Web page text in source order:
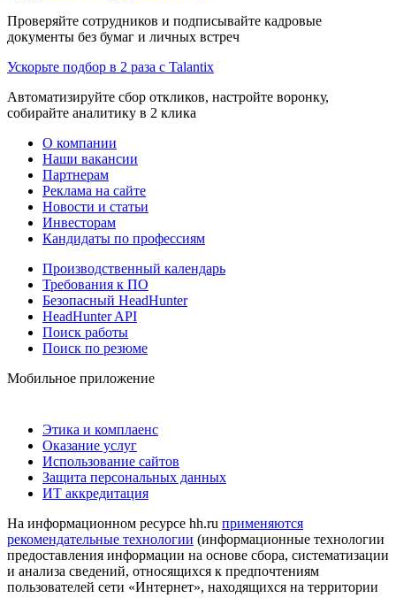
Проверяйте сотрудников и подписывайте кадровые
документы без бумаг и личных встреч
Ускорьте подбор в 2 раза с Talantix
Автоматизируйте сбор откликов, настройте воронку,
собирайте аналитику в 2 клика
О компании
Наши вакансии
Партнерам
Реклама на сайте
Новости и статьи
Инвесторам
Кандидаты по профессиям
Производственный календарь
Требования к ПО
Безопасный HeadHunter
HeadHunter API
Поиск работы
Поиск по резюме
Мобильное приложение
Этика и комплаенс
Оказание услуг
Использование сайтов
Защита персональных данных
ИТ аккредитация
На информационном ресурсе hh.ru применяются
рекомендательные технологии (информационные технологии
предоставления информации на основе сбора, систематизации
и анализа сведений, относящихся к предпочтениям
пользователей сети «Интернет», находящихся на территории